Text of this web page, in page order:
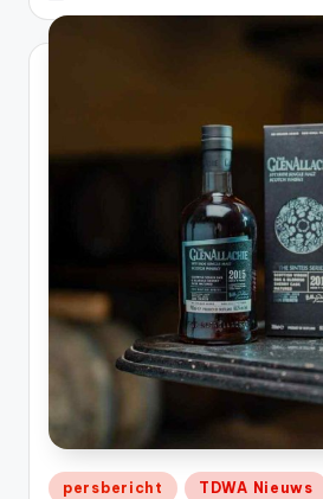
Geplaatst
persbericht TDWA Nieuws